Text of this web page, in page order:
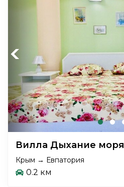
Previous
Вилла Дыхание моря
Крым → Евпатория
0.2 км